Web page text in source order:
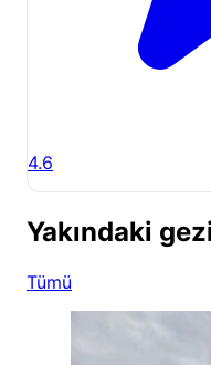
4.6
Yakındaki
Tümü